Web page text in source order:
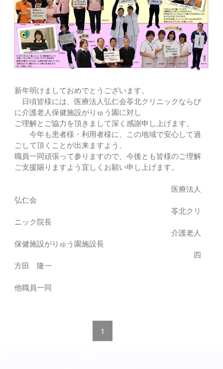
新年明けましておめでとうございます。
日頃皆様には、医療法人弘仁会苓北クリニックならび
に介護老人保健施設がりゅう園に対し
ご理解とご協力を頂きまして深く感謝申し上げます。
今年も患者様・利用者様に、この地域で安心して過
ごして頂くことが出来ますよう、
職員一同頑張って参りますので、今後とも皆様のご理解
ご支援賜りますよう宜しくお願い申し上げます。
医療法人
弘仁会
苓北クリ
ニック院長
介護老人
保健施設がりゅう園施設長
四
方田 隆一
他職員一同
1